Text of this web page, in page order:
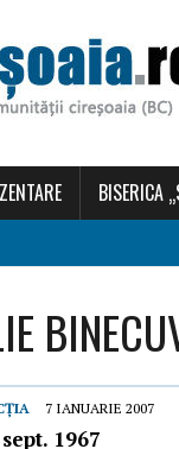
BISERICA
7 IANUARIE 2007
1967